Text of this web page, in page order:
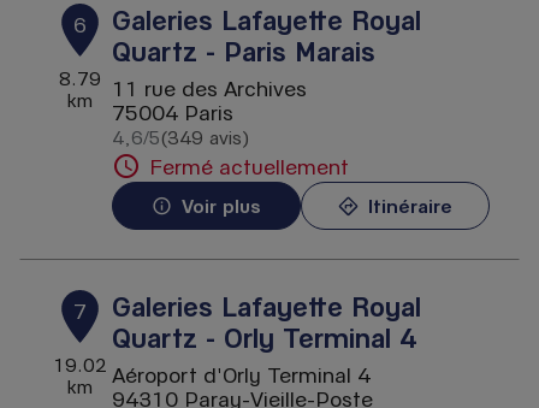
6
8.79
km
Galeries Lafayette Royal
Quartz - Paris Marais
11 rue des Archives
75004 Paris
4,6/5 Note de 4.6 sur 5
(349 avis)
Fermé actuellement
Voir plus Itinéraire
7
19.02
km
Galeries Lafayette Royal
Quartz - Orly Terminal 4
Aéroport d'Orly Terminal 4
94310 Paray-Vieille-Poste